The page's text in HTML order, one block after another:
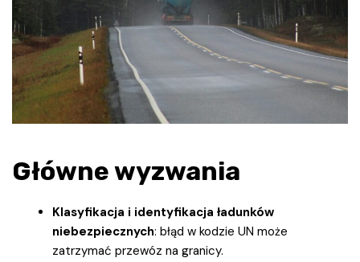
Główne wyzwania
Klasyfikacja i identyfikacja ładunków
niebezpiecznych: błąd w kodzie UN może
zatrzymać przewóz na granicy.